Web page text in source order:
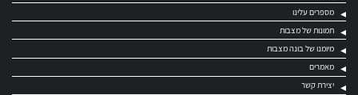
מספרים עלינו
תמונות של מצבות
מיומנו של בונה מצבות
מאמרים
יצירת קשר